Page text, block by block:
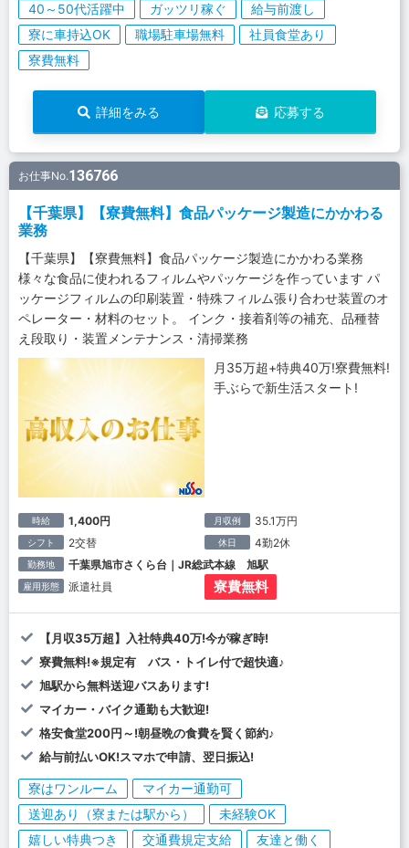
40～50代活躍中
ガッツリ稼ぐ
給与前渡し
寮に車持込OK
職場駐車場無料
社員食堂あり
寮費無料
詳細をみる 応募する
お仕事No.136766
【千葉県】【寮費無料】食品パッケージ製造にかかわる
業務
【千葉県】【寮費無料】食品パッケージ製造にかかわる業務
様々な食品に使われるフィルムやパッケージを作っています パ
ッケージフィルムの印刷装置・特殊フィルム張り合わせ装置のオ
ペレーター・材料のセット。 インク・接着剤等の補充、品種替
え段取り・装置メンテナンス・清掃業務
月35万超+特典40万!寮費無料!
手ぶらで新生活スタート!
時給 1,400円 月収例 35.1万円
シフト 2交替 休日 4勤2休
勤務地 千葉県旭市さくら台｜JR総武本線 旭駅
雇用形態 派遣社員 寮費無料
【月収35万超】入社特典40万!今が稼ぎ時!
寮費無料!※規定有 バス・トイレ付で超快適♪
旭駅から無料送迎バスあります!
マイカー・バイク通勤も大歓迎!
格安食堂200円～!朝昼晩の食費を賢く節約♪
給与前払いOK!スマホで申請、翌日振込!
寮はワンルーム
マイカー通勤可
送迎あり（寮または駅から）
未経験OK
嬉しい特典つき
交通費規定支給 友達と働く